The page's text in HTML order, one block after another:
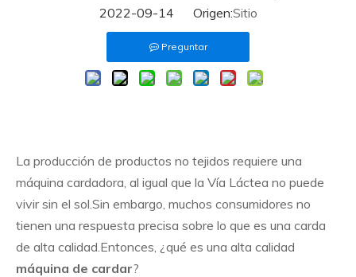
2022-09-14 Origen:Sitio
Preguntar
La producción de productos no tejidos requiere una
máquina cardadora, al igual que la Vía Láctea no puede
vivir sin el sol.Sin embargo, muchos consumidores no
tienen una respuesta precisa sobre lo que es una carda
de alta calidad.Entonces, ¿qué es una alta calidad
máquina de cardar?